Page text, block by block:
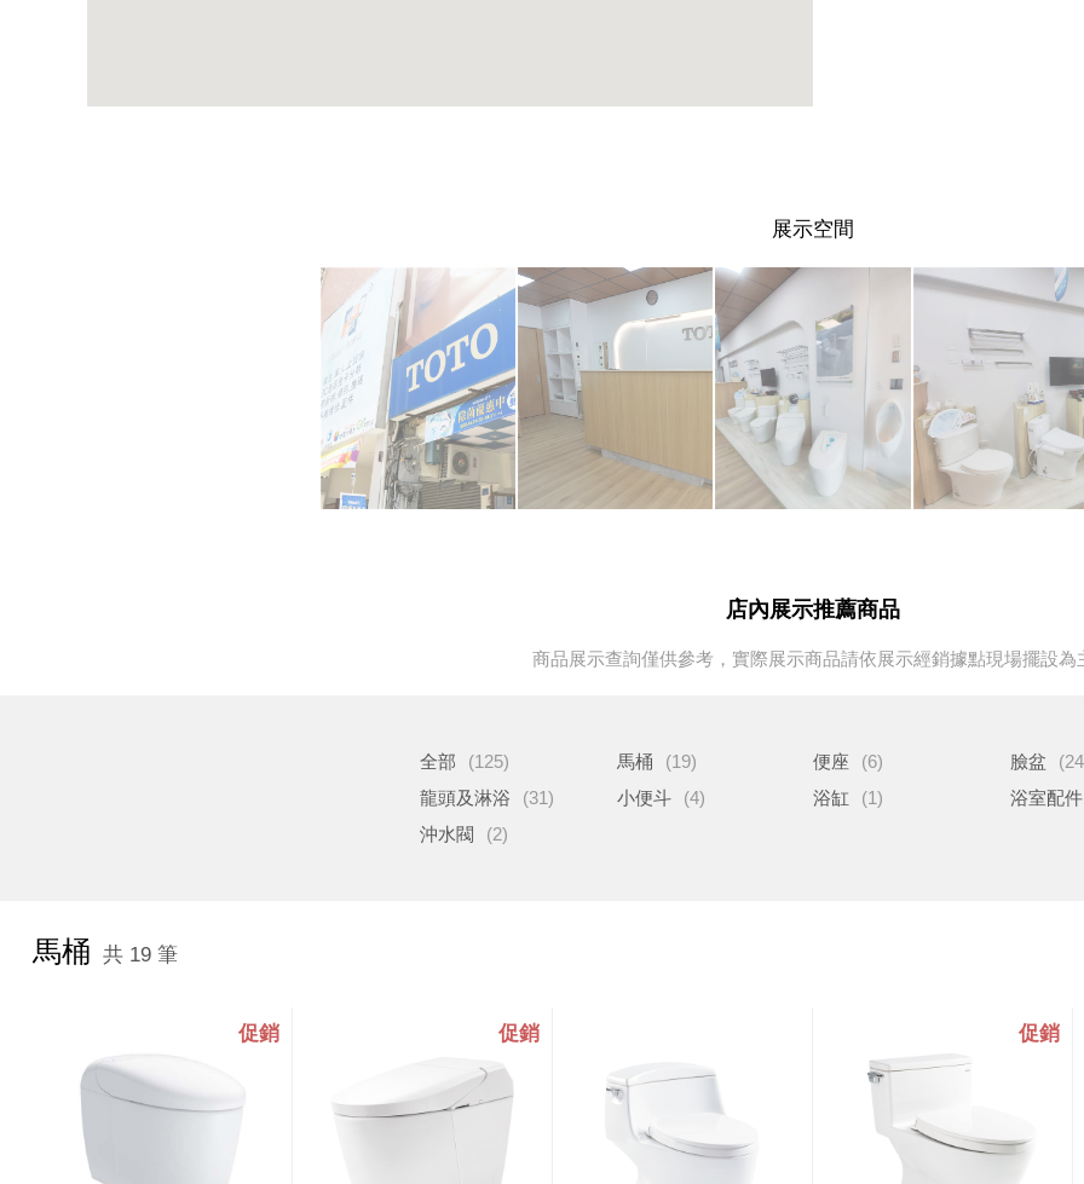
展示空間
店內展示推薦商品
商品展示查詢僅供參考，實際展示商品請依展示經銷據點現場擺設為
全部 (125) 馬桶 (19) 便座 (6) 臉盆
龍頭及淋浴
(31) 小便斗 (4) 浴缸 (1)
浴室配件
沖水閥
(2)
馬桶 共 19 筆